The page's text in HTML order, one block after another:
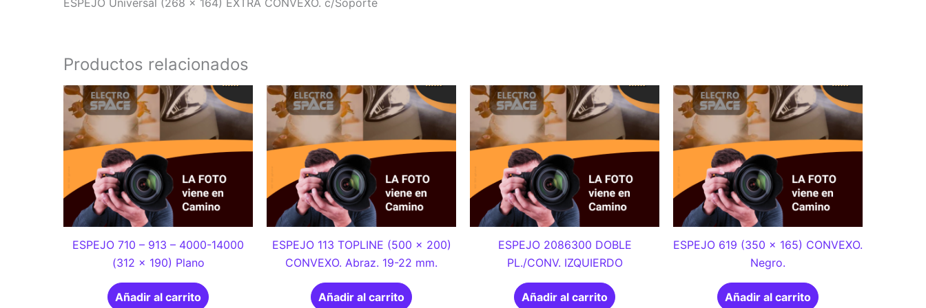
ESPEJO Universal (268 x 164) EXTRA CONVEXO. c/Soporte
Productos relacionados
ESPEJO 710 – 913 – 4000-14000
(312 x 190) Plano
Añadir al carrito
ESPEJO 113 TOPLINE (500 x 200)
CONVEXO. Abraz. 19-22 mm.
Añadir al carrito
ESPEJO 2086300 DOBLE
PL./CONV. IZQUIERDO
Añadir al carrito
ESPEJO 619 (350 x 165) CONVEXO.
Negro.
Añadir al carrito